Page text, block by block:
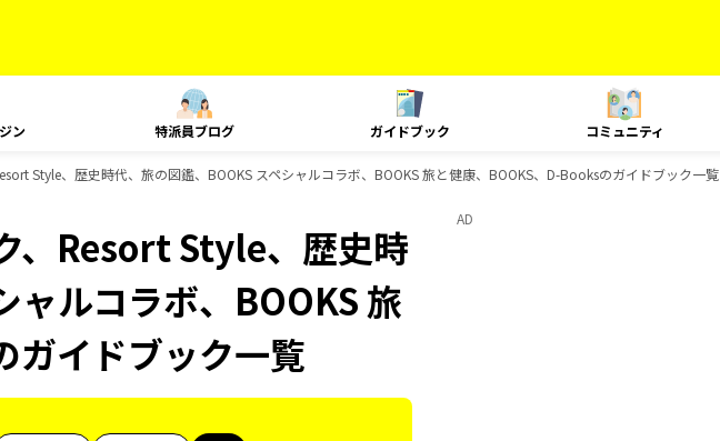
ン 特派員ブログ ガイドブック コミュニティ
Style、歴史時代、旅の図鑑、BOOKS スペシャルコラボ、BOOKS 旅と健康、BOOKS、D-Booksのガイドブック一覧
、Resort Style、歴史時
ャルコラボ、BOOKS 旅
ガイドブック一覧
AD